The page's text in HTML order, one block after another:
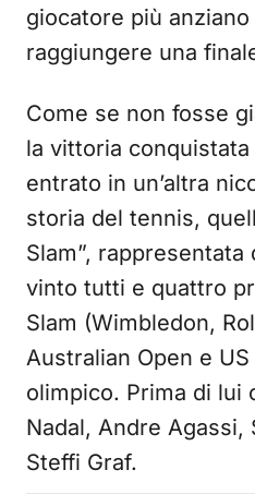
giocatore più
raggiungere una
Come se non fosse
la vittoria
entrato in un’altra
storia del tennis,
Slam”,
vinto tutti e quattro
Slam (Wimbledon,
Australian Open e US
olimpico. Prima di lui
Nadal, Andre Agassi,
Steffi Graf.